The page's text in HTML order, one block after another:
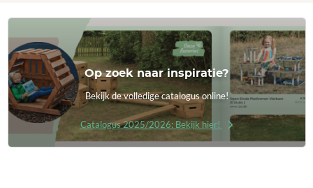
Op zoek naar inspiratie?
Bekijk de volledige catalogus online!
Catalogus 2025/2026: Bekijk hier!